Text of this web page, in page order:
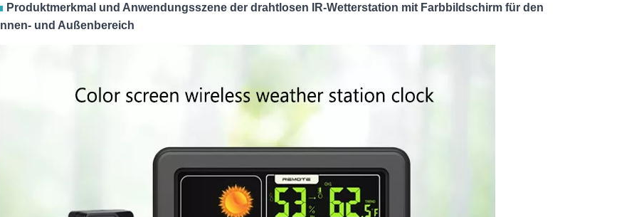
Produktmerkmal und Anwendungsszene der drahtlosen IR-Wetterstation mit Farbbildschirm für den
Innen- und Außenbereich